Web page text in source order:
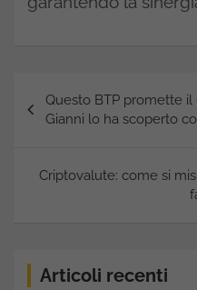
articoli
Questo BTP promette il
Gianni lo ha scoperto
Criptovalute: come si
Articoli recenti